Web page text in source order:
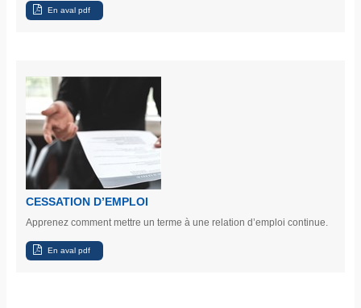
CESSATION D’EMPLOI
Apprenez comment mettre un terme à une relation d’emploi continue.